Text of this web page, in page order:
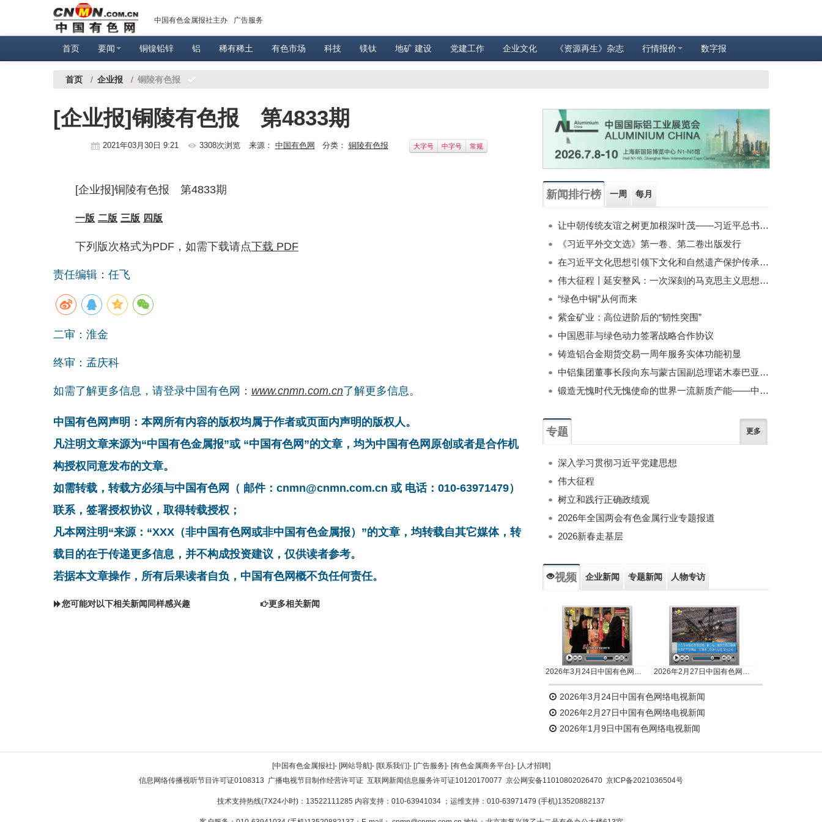
中国有色金属报社主办 广告服务
首页 要闻 铜镍铅锌 铝 稀有稀土 有色市场 科技 镁钛 地矿 建设 党建工作 企业文化 《资源再生》杂志 行情报价 数字报
首页 / 企业报 / 铜陵有色报
[企业报]铜陵有色报 第4833期
2021年03月30日 9:21 3308次浏览 来源： 中国有色网 分类： 铜陵有色报 大字号 中字号 常规
[企业报]铜陵有色报 第4833期
一版 二版 三版 四版
下列版次格式为PDF，如需下载请点下载 PDF
责任编辑：任飞
二审：淮金
终审：孟庆科
如需了解更多信息，请登录中国有色网： www.cnmn.com.cn了解更多信息。
中国有色网声明：本网所有内容的版权均属于作者或页面内声明的版权人。
凡注明文章来源为“中国有色金属报”或 “中国有色网”的文章，均为中国有色网原创或者是合作机
构授权同意发布的文章。
如需转载，转载方必须与中国有色网（ 邮件：cnmn@cnmn.com.cn 或 电话：010-63971479）
联系，签署授权协议，取得转载授权；
凡本网注明“来源：“XXX（非中国有色网或非中国有色金属报）”的文章，均转载自其它媒体，转
载目的在于传递更多信息，并不构成投资建议，仅供读者参考。
若据本文章操作，所有后果读者自负，中国有色网概不负任何责任。
您可能对以下相关新闻同样感兴趣 更多相关新闻
新闻排行榜 一周 每月
让中朝传统友谊之树更加根深叶茂——习近平总书记对朝鲜进行国事访问纪实
《习近平外交文选》第一卷、第二卷出版发行
在习近平文化思想引领下文化和自然遗产保护传承利用工作开创新局面
伟大征程丨延安整风：一次深刻的马克思主义思想教育运动
“绿色中铜”从何而来
紫金矿业：高位进阶后的“韧性突围”
中国恩菲与绿色动力签署战略合作协议
铸造铝合金期货交易一周年服务实体功能初显
中铝集团董事长段向东与蒙古国副总理诺木泰巴亚尔举行会谈
锻造无愧时代无愧使命的世界一流新质产能——中国有色金属工业的战略应对与破局之道（二）
专题 更多
深入学习贯彻习近平党建思想
伟大征程
树立和践行正确政绩观
2026年全国两会有色金属行业专题报道
2026新春走基层
视频 企业新闻 专题新闻 人物专访
2026年3月24日中国有色网络电视新闻 2026年2月27日中国有色网络电视新闻
2026年3月24日中国有色网络电视新闻
2026年2月27日中国有色网络电视新闻
2026年1月9日中国有色网络电视新闻
[中国有色金属报社]- [网站导航]- [联系我们]- [广告服务]- [有色金属商务平台]- [人才招聘]
信息网络传播视听节目许可证0108313 广播电视节目制作经营许可证 互联网新闻信息服务许可证10120170077 京公网安备11010802026470 京ICP备2021036504号
技术支持热线(7X24小时)：13522111285 内容支持：010-63941034 ；运维支持：010-63971479 (手机)13520882137